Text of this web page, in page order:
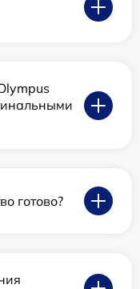
готово?